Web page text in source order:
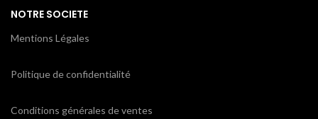
NOTRE SOCIETE
Mentions Légales
Politique de confidentialité
Conditions générales de ventes